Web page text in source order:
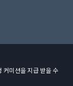
커미션을 지급 받을 수